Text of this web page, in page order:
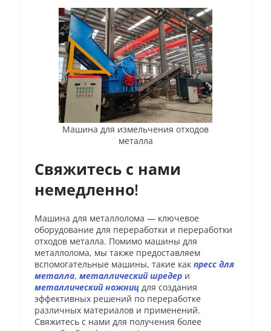
Машина для измельчения отходов
металла
Свяжитесь с нами
немедленно!
Машина для металлолома — ключевое
оборудование для переработки и переработки
отходов металла. Помимо машины для
металлолома, мы также предоставляем
вспомогательные машины, такие как пресс для
металла, металлический шредер и
металлический ножниц для создания
эффективных решений по переработке
различных материалов и применений.
Свяжитесь с нами для получения более